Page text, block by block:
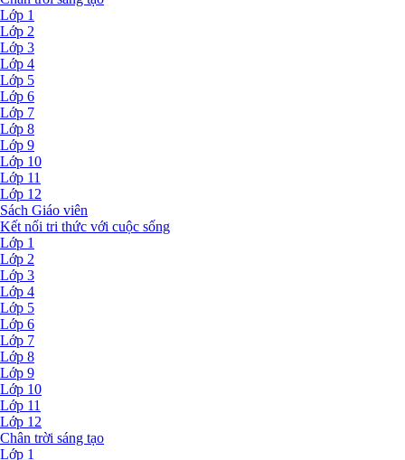
Lớp 1
Lớp 2
Lớp 3
Lớp 4
Lớp 5
Lớp 6
Lớp 7
Lớp 8
Lớp 9
Lớp 10
Lớp 11
Lớp 12
Sách Giáo viên
Kết nối tri thức với cuộc sống
Lớp 1
Lớp 2
Lớp 3
Lớp 4
Lớp 5
Lớp 6
Lớp 7
Lớp 8
Lớp 9
Lớp 10
Lớp 11
Lớp 12
Chân trời sáng tạo
Lớp 1